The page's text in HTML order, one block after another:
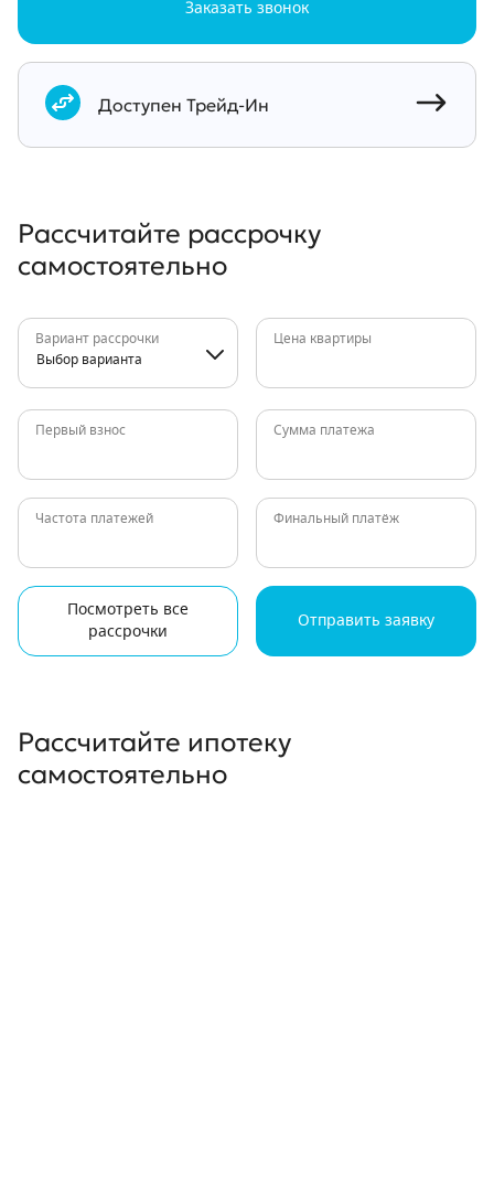
Заказать звонок
Документы
Доступен Трейд-Ин
Рассчитайте рассрочку
самостоятельно
Вариант рассрочки
Выбор варианта
Цена квартиры
Первый взнос Сумма платежа
Частота платежей Финальный платёж
Посмотреть все
рассрочки
Отправить заявку
Рассчитайте ипотеку
самостоятельно